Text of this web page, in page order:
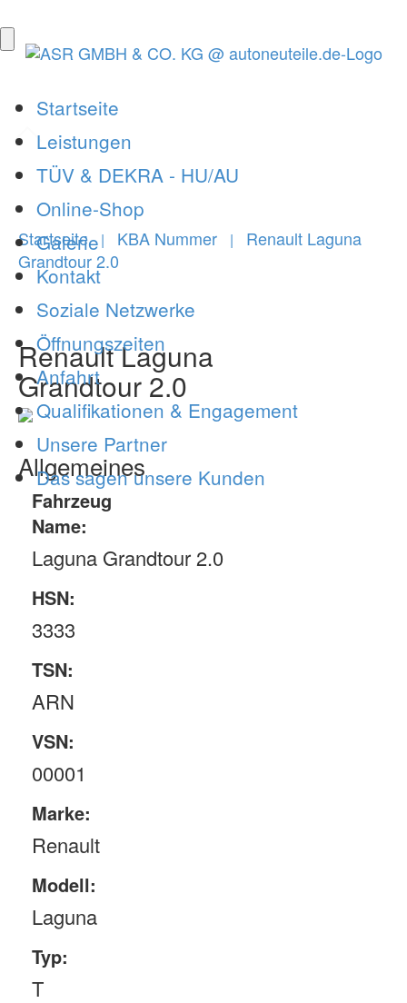
Startseite
Leistungen
TÜV & DEKRA - HU/AU
Online-Shop
Galerie
Kontakt
Soziale Netzwerke
Öffnungszeiten
Anfahrt
Qualifikationen & Engagement
Unsere Partner
Das sagen unsere Kunden
Startseite | KBA Nummer |
Renault Laguna
Grandtour 2.0
Renault Laguna
Grandtour 2.0
Allgemeines
Fahrzeug
Name:
Laguna Grandtour 2.0
HSN:
3333
TSN:
ARN
VSN:
00001
Marke:
Renault
Modell:
Laguna
Typ:
T